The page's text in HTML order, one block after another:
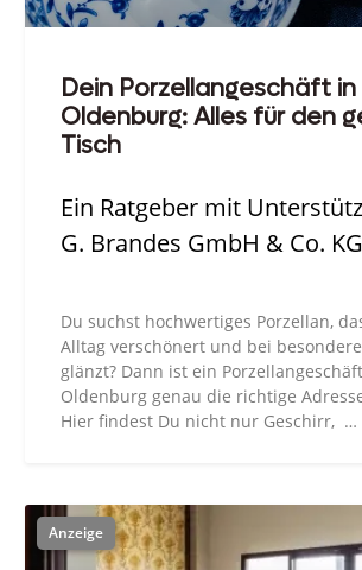
Dein Porzellangeschäft in
Oldenburg: Alles für den
Tisch
Ein Ratgeber mit
G. Brandes GmbH & Co.
Du suchst hochwertiges Porzellan,
Alltag verschönert und bei
glänzt? Dann ist ein
Oldenburg genau die richtige
Hier findest Du nicht nur Geschirr, …